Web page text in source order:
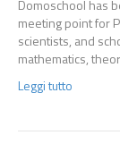
Domoschool has
meeting point for
scientists, and
mathematics,
Leggi tutto